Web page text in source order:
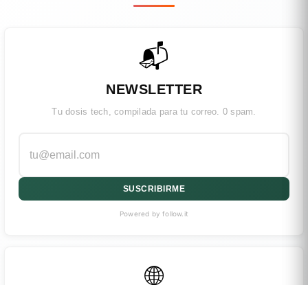
📬
NEWSLETTER
Tu dosis tech, compilada para tu correo. 0 spam.
SUSCRIBIRME
Powered by follow.it
🌐